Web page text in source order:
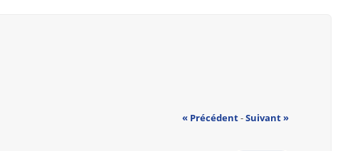
« Précédent-Suivant »